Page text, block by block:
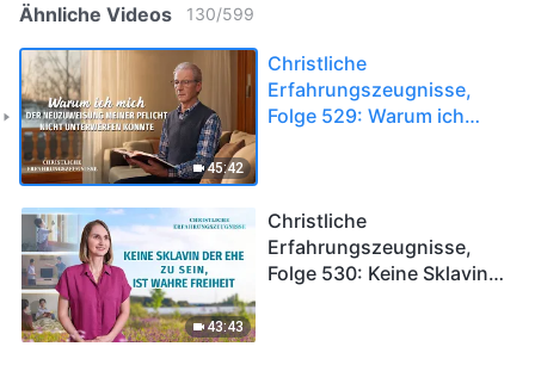
Ähnliche Videos 130/599
45:42
Christliche
Erfahrungszeugnisse,
Folge 529: Warum ich
43:43
Christliche
Erfahrungszeugnisse,
Folge 530: Keine Sklavin